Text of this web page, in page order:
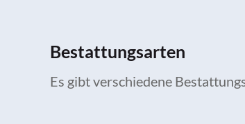
Bestattungsarten
Es gibt verschiedene